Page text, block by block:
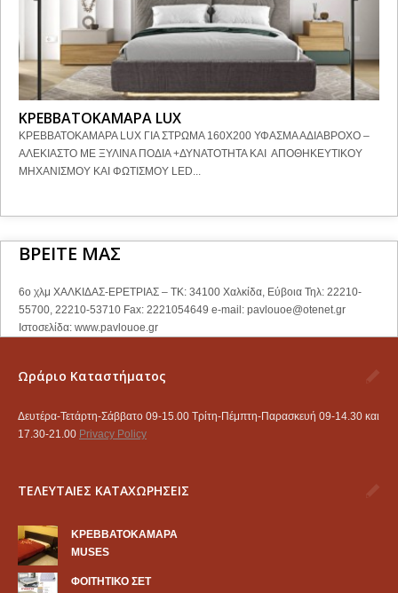
ΚΡΕΒΒΑΤΟΚΑΜΑΡΑ LUX
ΚΡΕΒΒΑΤΟΚΑΜΑΡΑ LUX ΓΙΑ ΣΤΡΩΜΑ 160Χ200 ΥΦΑΣΜΑ ΑΔΙΑΒΡΟΧΟ –
ΑΛΕΚΙΑΣΤΟ ΜΕ ΞΥΛΙΝΑ ΠΟΔΙΑ +ΔΥΝΑΤΟΤΗΤΑ ΚΑΙ ΑΠΟΘΗΚΕΥΤΙΚΟΥ
ΜΗΧΑΝΙΣΜΟΥ ΚΑΙ ΦΩΤΙΣΜΟΥ LED...
ΒΡΕΙΤΕ ΜΑΣ
6ο χλμ ΧΑΛΚΙΔΑΣ-ΕΡΕΤΡΙΑΣ – ΤΚ: 34100 Χαλκίδα, Εύβοια Τηλ: 22210-
55700, 22210-53710 Fax: 2221054649 e-mail: pavlouoe@otenet.gr
Ιστοσελίδα: www.pavlouoe.gr
Ωράριο Καταστήματος
Δευτέρα-Τετάρτη-Σάββατο 09-15.00 Τρίτη-Πέμπτη-Παρασκευή 09-14.30 και
17.30-21.00 Privacy Policy
ΤΕΛΕΥΤΑΙΕΣ ΚΑΤΑΧΩΡΗΣΕΙΣ
KΡΕΒΒΑΤΟΚΑΜΑΡΑ
MUSES
ΦΟΙΤΗΤΙΚΟ ΣΕΤ